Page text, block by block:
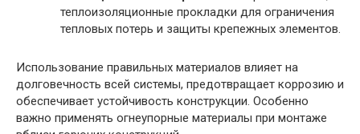
теплоизоляционные прокладки для ограничения
тепловых потерь и защиты крепежных элементов.
Использование правильных материалов влияет на
долговечность всей системы, предотвращает коррозию и
обеспечивает устойчивость конструкции. Особенно
важно применять огнеупорные материалы при монтаже